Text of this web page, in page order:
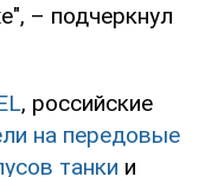
– подчеркнул
, российские
на передовые
танки и